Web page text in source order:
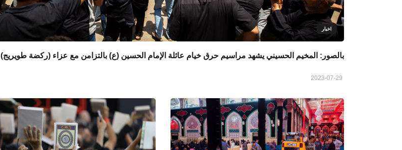
اخبار
بالصور: المخيم الحسيني يشهد مراسيم حرق خيام عائلة الإمام الحسين (ع) بالتزامن مع عزاء (ركضة طويريج)